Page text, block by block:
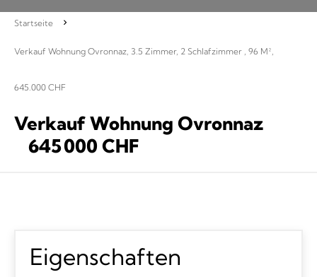
Startseite
Verkauf Wohnung Ovronnaz, 3.5 Zimmer, 2 Schlafzimmer , 96 M²,
645.000 CHF
Verkauf Wohnung Ovronnaz
645 000 CHF
Eigenschaften